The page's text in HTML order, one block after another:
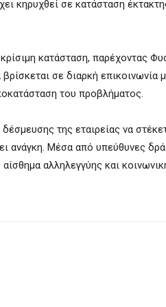
κηρυχθεί σε κατάσταση
κατάσταση, παρέχοντας
σε διαρκή επικοινωνία
του προβλήματος.
της εταιρείας να
Μέσα από υπεύθυνες
αλληλεγγύης και